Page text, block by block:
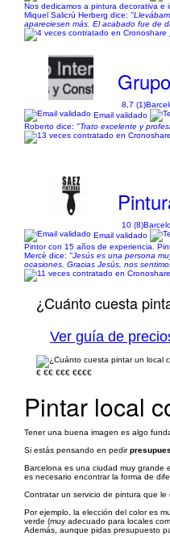
Nos dedicamos a pintura decorativa e
Miquel Salicrú Herberg dice:
apareciesen más. El acabado fue de
8,7 (1)
Email validado
Roberto dice: "Trato excelente y
10 (8)
Email validado
Pintor con 15 años de experiencia.
Mercè dice: "Jesús es una persona
ocasiones. Gracias Jesús, nos
¿Cuánto cuesta
Ver guía de
€ €€ €€€ €€€€
Pintar local
Tener una buena imagen es algo
Si estás pensando en pedir
Barcelona es una ciudad muy grande
es necesario encontrar la forma de
Contratar un servicio de pintura que
Por ejemplo, la elección del color es
verde (muy adecuado para locales
Además, aunque pidas presupuesto